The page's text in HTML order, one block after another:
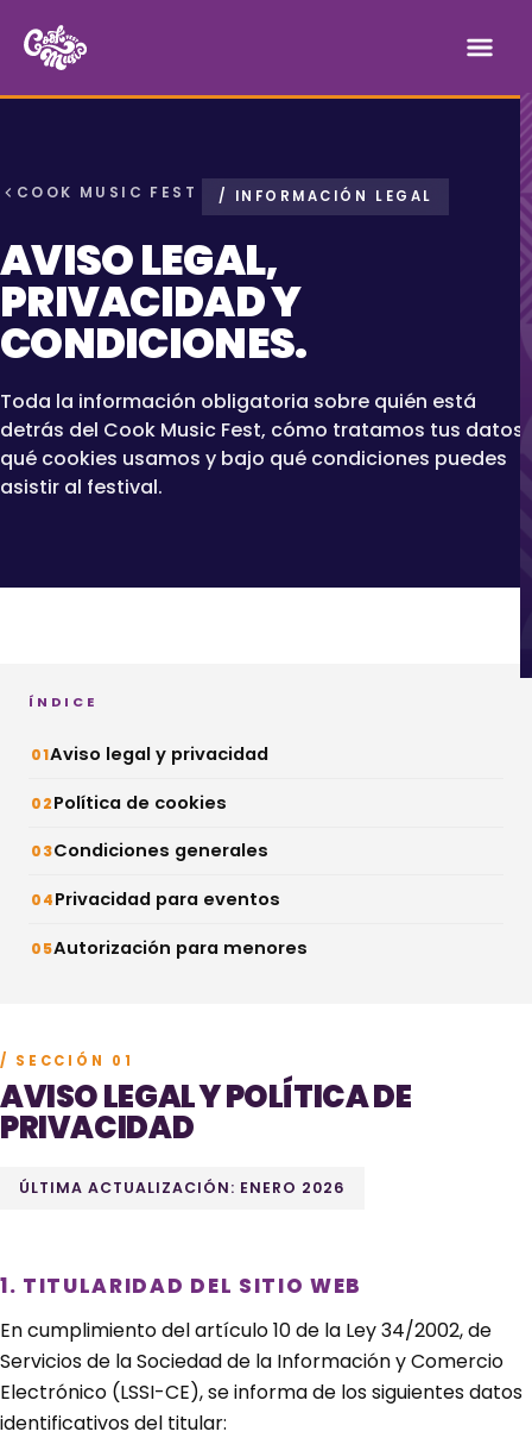
COOK MUSIC FEST / INFORMACIÓN LEGAL
AVISO LEGAL,
PRIVACIDAD Y
CONDICIONES.
Toda la información obligatoria sobre quién está
detrás del Cook Music Fest, cómo tratamos tus datos,
qué cookies usamos y bajo qué condiciones puedes
asistir al festival.
ÍNDICE
Aviso legal y privacidad
Política de cookies
Condiciones generales
Privacidad para eventos
Autorización para menores
/ SECCIÓN 01
AVISO LEGAL Y POLÍTICA DE
PRIVACIDAD
ÚLTIMA ACTUALIZACIÓN: ENERO 2026
1. TITULARIDAD DEL SITIO WEB
En cumplimiento del artículo 10 de la Ley 34/2002, de
Servicios de la Sociedad de la Información y Comercio
Electrónico (LSSI-CE), se informa de los siguientes datos
identificativos del titular: